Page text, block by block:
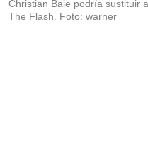
Christian Bale podría sustituir
The Flash. Foto: warner